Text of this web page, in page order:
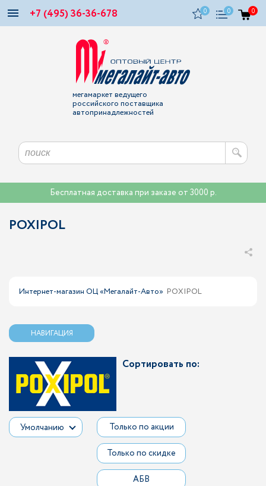
+7 (495) 36-36-678 0 0 0
мегамаркет ведущего
российского поставщика
автопринадлежностей
Бесплатная доставка при заказе от 3000 р.
POXIPOL
Интернет-магазин ОЦ «Мегалайт-Авто» POXIPOL
НАВИГАЦИЯ
Сортировать по:
Умолчанию Только по акции
Только по скидке
АБВ